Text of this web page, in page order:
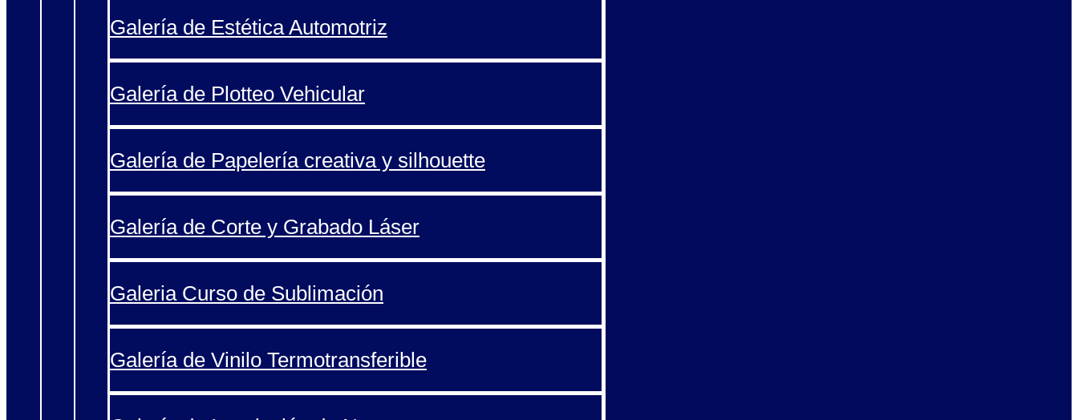
Galería de Estética Automotriz
Galería de Plotteo Vehicular
Galería de Papelería creativa y silhouette
Galería de Corte y Grabado Láser
Galeria Curso de Sublimación
Galería de Vinilo Termotransferible